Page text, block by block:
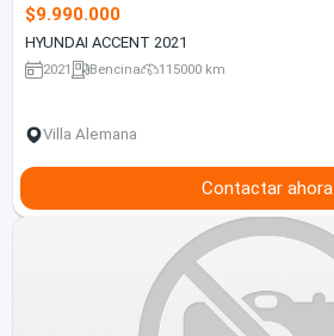
$9.990.000
HYUNDAI ACCENT 2021
2021 Bencina 115000 km
Villa Alemana
Contactar ahora